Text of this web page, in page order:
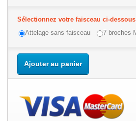
Sélectionnez votre faisceau ci-dessous
Attelage sans faisceau
7 broches
Ajouter au panier